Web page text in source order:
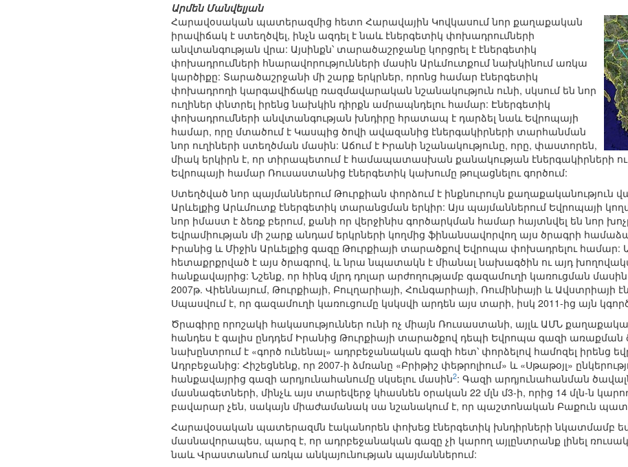
Արմեն Մանվելյան
Հարավօսական պատերազմից հետո Հարավային Կովկասում նոր քաղաքական
իրավիճակ է ստեղծվել, ինչն ազդել է նաև էներգետիկ փոխադրումների
անվտանգության վրա: Այսինքն՝ տարածաշրջանը կորցրել է էներգետիկ
փոխադրումների հնարավորությունների մասին Արևմուտքում նախկինում առկա
կարծիքը: Տարածաշրջանի մի շարք երկրներ, որոնց համար էներգետիկ
փոխադրողի կարգավիճակը ռազմավարական նշանակություն ունի, սկսում են նոր
ուղիներ փնտրել իրենց նախկին դիրքն ամրապնդելու համար: Էներգետիկ
փոխադրումների անվտանգության խնդիրը հրատապ է դարձել նաև Եվրոպայի
համար, որը մտածում է Կասպից ծովի ավազանից էներգակիրների տարհանման
նոր ուղիների ստեղծման մասին: Աճում է Իրանի նշանակությունը, որը, փաստորեն,
միակ երկիրն է, որ տիրապետում է համապատասխան քանակության էներգակիրների ու
Եվրոպայի համար Ռուսաստանից էներգետիկ կախումը թուլացնելու գործում:
Ստեղծված նոր պայմաններում Թուրքիան փորձում է ինքնուրույն քաղաքականություն
Արևելքից Արևմուտք էներգետիկ տարանցման երկիր: Այս պայմաններում Եվրոպայի
նոր իմաստ է ձեռք բերում, քանի որ վերջինիս գործարկման համար հայտնվել են նոր
Եվրամիության մի շարք անդամ երկրների կողմից ֆինանսավորվող այս ծրագրի
Իրանից և Միջին Արևելքից գազը Թուրքիայի տարածքով Եվրոպա փոխադրելու համար:
հետաքրքրված է այս ծրագրով, և նրա նպատակն է միանալ նախագծին ու այդ
հանքավայրից: Նշենք, որ հինգ մլրդ դոլար արժողությամբ գազամուղի կառուցման
2007թ. Վիեննայում, Թուրքիայի, Բուլղարիայի, Հունգարիայի, Ռումինիայի և
Սպասվում է, որ գազամուղի կառուցումը կսկսվի արդեն այս տարի, իսկ 2011-ից այն
Ծրագիրը որոշակի հակասություններ ունի ոչ միայն Ռուսաստանի, այլև ԱՄՆ
հանդես է գալիս ընդդեմ Իրանից Թուրքիայի տարածքով դեպի Եվրոպա գազի առաքման
նախընտրում է «գործ ունենալ» ադրբեջանական գազի հետ՝ փորձելով համոզել իրենց
Ադրբեջանից: Հիշեցնենք, որ 2007-ի ձմռանը «Բրիթիշ փեթրոլիում» և «Սթաթօյլ»
հանքավայրից գազի արդյունահանումը սկսելու մասին2: Գազի արդյունահանման
մասնագետների, մինչև այս տարեվերջ կհասնեն օրական 22 մլն մ3-ի, որից 14 մլն-ն
բավարար չեն, սակայն միաժամանակ սա նշանակում է, որ պաշտոնական Բաքուն
Հարավօսական պատերազմն էականորեն փոխեց էներգետիկ խնդիրների նկատմամբ
մասնավորապես, պարզ է, որ ադրբեջանական գազը չի կարող այլընտրանք լինել
նաև Վրաստանում առկա անկայունության պայմաններում: